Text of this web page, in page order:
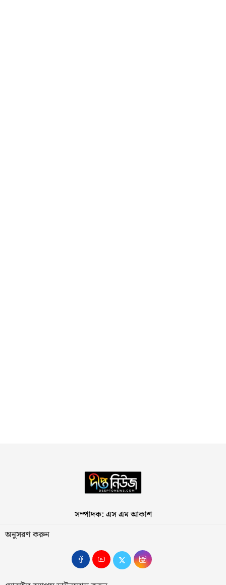
সম্পাদক: এস এম আকাশ
অনুসরণ করুন